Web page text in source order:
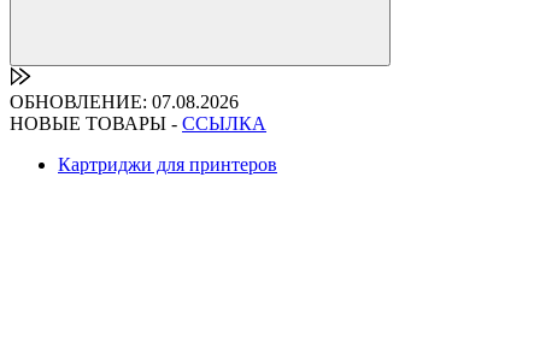
ОБНОВЛЕНИЕ: 07.08.2026
НОВЫЕ ТОВАРЫ - ССЫЛКА
Картриджи для принтеров